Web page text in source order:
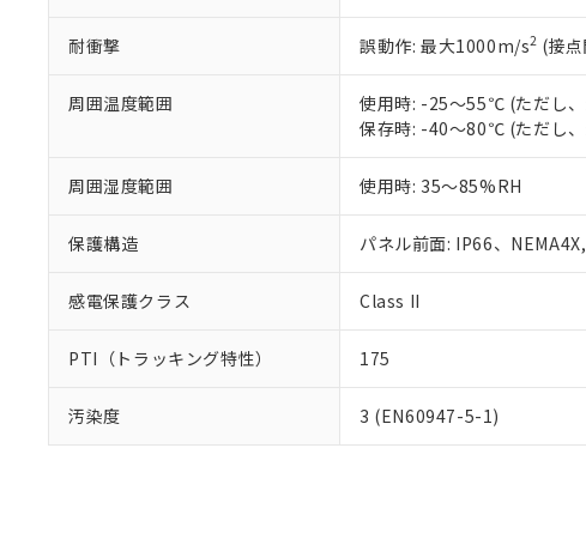
耐衝撃 誤動作: 最大1000m/s2 (接
周囲温度範囲
使用時: -25～55℃ (ただし
保存時: -40～80℃ (ただし
周囲湿度範囲 使用時: 35～85%RH
保護構造 パネル前面: IP66、
感電保護クラス Class II
PTI（トラッキング特性） 175
汚染度 3 (EN60947-5-1)